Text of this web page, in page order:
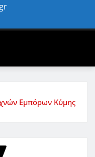
Εμπόρων Κύμης